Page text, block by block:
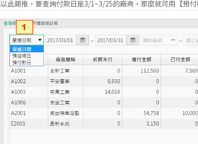
以此類推，要查詢付款日是3/1~3/25的廠商，那麼就可用【預